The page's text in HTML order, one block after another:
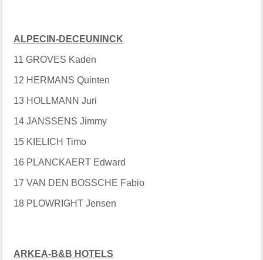
ALPECIN-DECEUNINCK
11 GROVES Kaden
12 HERMANS Quinten
13 HOLLMANN Juri
14 JANSSENS Jimmy
15 KIELICH Timo
16 PLANCKAERT Edward
17 VAN DEN BOSSCHE Fabio
18 PLOWRIGHT Jensen
ARKEA-B&B HOTELS